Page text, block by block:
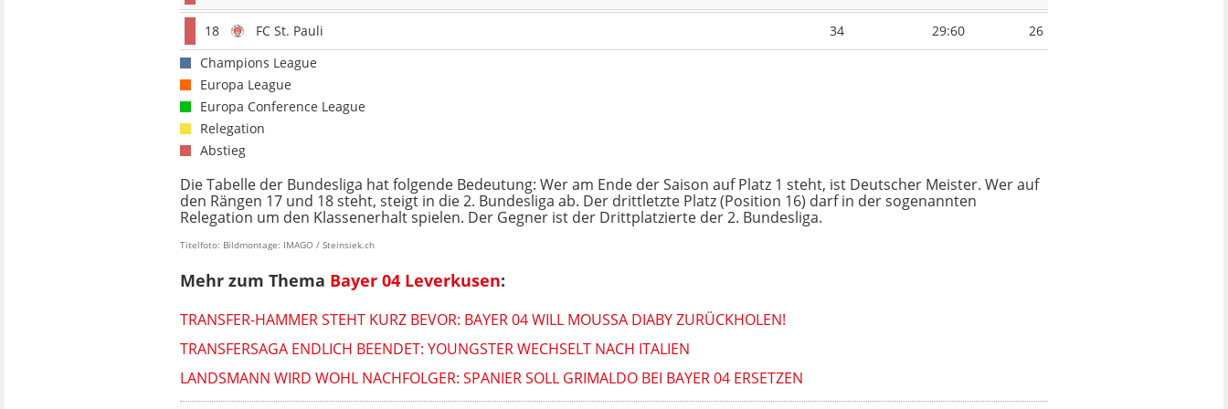
18 FC St. Pauli 34 29:60
26
Champions League
Europa League
Europa Conference League
Relegation
Abstieg
Die Tabelle der Bundesliga hat folgende Bedeutung: Wer am Ende der Saison auf Platz 1 steht, ist Deutscher Meister. Wer auf
den Rängen 17 und 18 steht, steigt in die 2. Bundesliga ab. Der drittletzte Platz (Position 16) darf in der sogenannten
Relegation um den Klassenerhalt spielen. Der Gegner ist der Drittplatzierte der 2. Bundesliga.
Titelfoto: Bildmontage: IMAGO / Steinsiek.ch
Mehr zum Thema Bayer 04 Leverkusen:
TRANSFER-HAMMER STEHT KURZ BEVOR: BAYER 04 WILL MOUSSA DIABY ZURÜCKHOLEN!
TRANSFERSAGA ENDLICH BEENDET: YOUNGSTER WECHSELT NACH ITALIEN
LANDSMANN WIRD WOHL NACHFOLGER: SPANIER SOLL GRIMALDO BEI BAYER 04 ERSETZEN